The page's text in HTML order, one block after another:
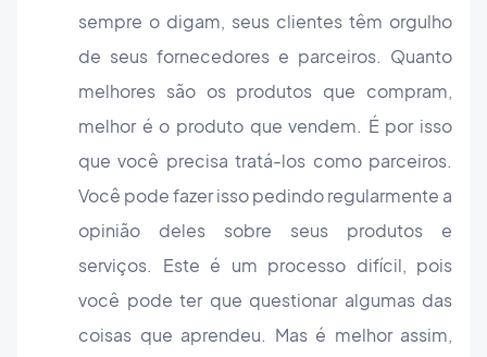
sempre o digam, seus clientes têm orgulho
de seus fornecedores e parceiros. Quanto
melhores são os produtos que compram,
melhor é o produto que vendem. É por isso
que você precisa tratá-los como parceiros.
Você pode fazer isso pedindo regularmente a
opinião deles sobre seus produtos e
serviços. Este é um processo difícil, pois
você pode ter que questionar algumas das
coisas que aprendeu. Mas é melhor assim,